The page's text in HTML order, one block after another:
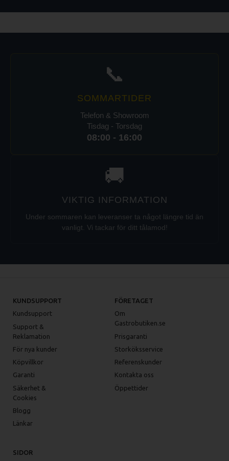
📞
SOMMARTIDER
Telefon & Showroom
Tisdag - Torsdag
08:00 - 16:00
🚚
VIKTIG INFORMATION
Under sommaren kan leveranser ta något längre tid än
vanligt. Vi tackar för ditt tålamod!
KUNDSUPPORT
Kundsupport
Support &
Reklamation
För nya kunder
Köpvillkor
Garanti
Säkerhet &
Cookies
Blogg
Länkar
FÖRETAGET
Om
Gastrobutiken.se
Prisgaranti
Storköksservice
Referenskunder
Kontakta oss
Öppettider
SIDOR